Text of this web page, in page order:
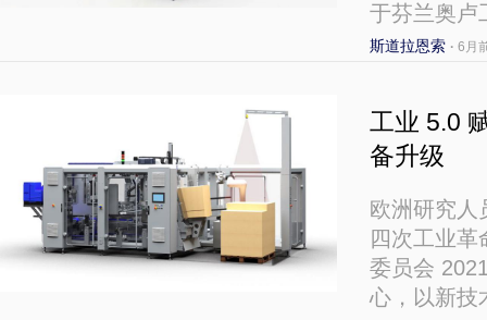
于芬兰奥
斯道拉恩索 · 6月
工业 5.0
备升级
欧洲研究人
四次工业
委员会
心，以新